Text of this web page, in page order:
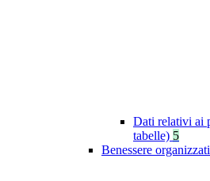
Dati relativi ai
tabelle) 5
Benessere